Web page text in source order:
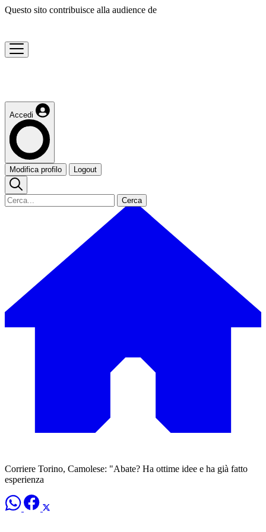
Questo sito contribuisce alla audience de
Accedi
Modifica profilo Logout
Cerca
Corriere Torino, Camolese: "Abate? Ha ottime idee e ha già fatto
esperienza